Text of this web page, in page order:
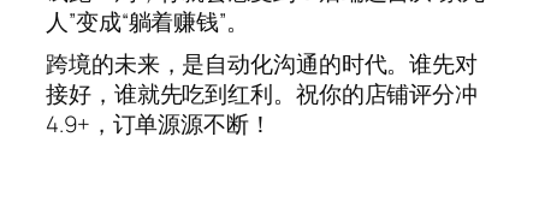
人”变成“躺着赚钱”。
跨境的未来，是自动化沟通的时代。谁先对
接好，谁就先吃到红利。祝你的店铺评分冲
4.9+，订单源源不断！